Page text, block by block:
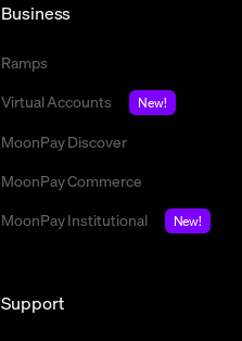
Business
Ramps
Virtual Accounts
New!
MoonPay Discover
MoonPay Commerce
MoonPay Institutional
New!
Support